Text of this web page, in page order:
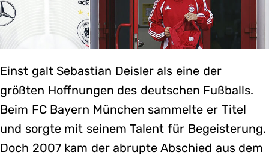
Einst galt Sebastian Deisler als eine der
größten Hoffnungen des deutschen Fußballs.
Beim FC Bayern München sammelte er Titel
und sorgte mit seinem Talent für Begeisterung.
Doch 2007 kam der abrupte Abschied aus dem